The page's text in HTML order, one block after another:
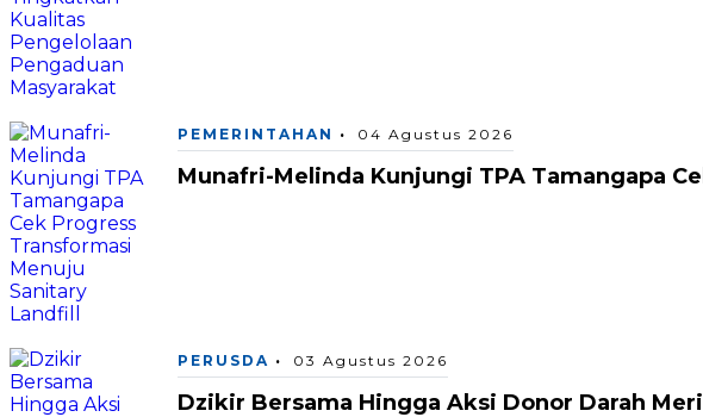
PEMERINTAHAN 04 Agustus 2026
Munafri-Melinda Kunjungi TPA Tamangapa
PERUSDA 03 Agustus 2026
Dzikir Bersama Hingga Aksi Donor Darah